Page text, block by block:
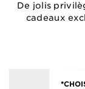
De jolis
cadeaux